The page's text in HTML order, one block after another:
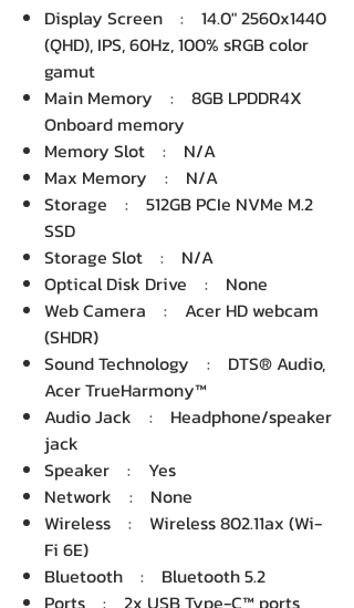
Display Screen : 14.0" 2560x1440
(QHD), IPS, 60Hz, 100% sRGB color
gamut
Main Memory : 8GB LPDDR4X
Onboard memory
Memory Slot : N/A
Max Memory : N/A
Storage : 512GB PCIe NVMe M.2
SSD
Storage Slot : N/A
Optical Disk Drive : None
Web Camera : Acer HD webcam
(SHDR)
Sound Technology : DTS® Audio,
Acer TrueHarmony™
Audio Jack : Headphone/speaker
jack
Speaker : Yes
Network : None
Wireless : Wireless 802.11ax (Wi-
Fi 6E)
Bluetooth : Bluetooth 5.2
Ports : 2x USB Type-C™ ports